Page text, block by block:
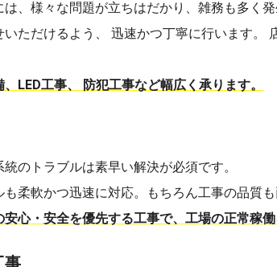
、様々な問題が立ちはだかり、雑務も多く発
ただけるよう、 迅速かつ丁寧に行います。
LED工事、 防犯工事など幅広く承ります。
のトラブルは素早い解決が必須です。
柔軟かつ迅速に対応。もちろん工事の品質も
心・安全を優先する工事で、工場の正常稼働